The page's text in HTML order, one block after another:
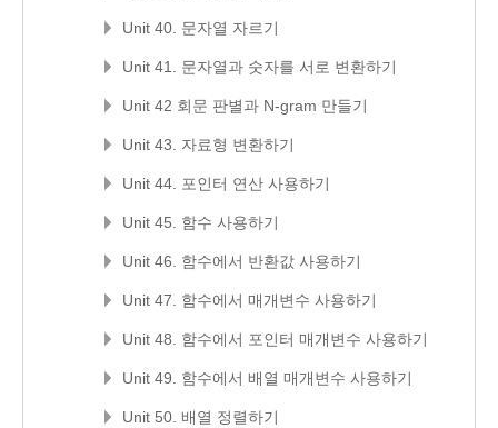
Unit 40. 문자열 자르기
Unit 41. 문자열과 숫자를 서로 변환하기
Unit 42 회문 판별과 N-gram 만들기
Unit 43. 자료형 변환하기
Unit 44. 포인터 연산 사용하기
Unit 45. 함수 사용하기
Unit 46. 함수에서 반환값 사용하기
Unit 47. 함수에서 매개변수 사용하기
Unit 48. 함수에서 포인터 매개변수 사용하기
Unit 49. 함수에서 배열 매개변수 사용하기
Unit 50. 배열 정렬하기